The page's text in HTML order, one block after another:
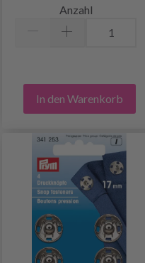
Anzahl
In den Warenkorb